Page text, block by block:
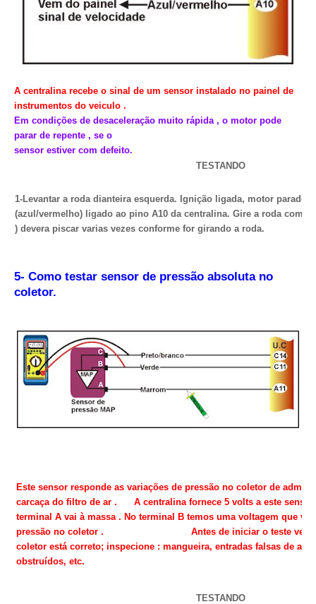
A centralina recebe o sinal de um sensor instalado no painel de
instrumentos do veiculo .
Em condições de desaceleração muito rápida , o motor pode
parar de repente , se o
sensor estiver com defeito.
TESTANDO
1-Levantar a roda dianteira esquerda. Ignição ligada, motor parado,
(azul/vermelho) ligado ao pino A10 da centralina. Gire a roda com a
) devera piscar varias vezes conforme for girando a roda.
5- Como testar sensor de pressão absoluta no
coletor.
Este sensor responde as variações de pressão no coletor de
carcaça do filtro de ar . A centralina fornece 5 volts a este sensor
terminal A vai à massa . No terminal B temos uma voltagem que
pressão no coletor . Antes de iniciar o teste
coletor está correto; inspecione : mangueira, entradas falsas de ar,
obstruídos, etc.
TESTANDO